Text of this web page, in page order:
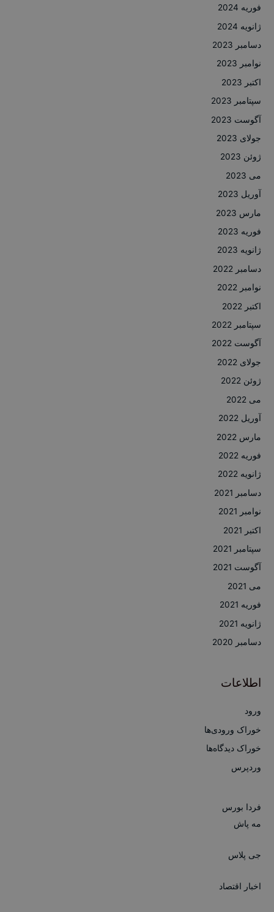
فوریه 2024
ژانویه 2024
دسامبر 2023
نوامبر 2023
اکتبر 2023
سپتامبر 2023
آگوست 2023
جولای 2023
ژوئن 2023
می 2023
آوریل 2023
مارس 2023
فوریه 2023
ژانویه 2023
دسامبر 2022
نوامبر 2022
اکتبر 2022
سپتامبر 2022
آگوست 2022
جولای 2022
ژوئن 2022
می 2022
آوریل 2022
مارس 2022
فوریه 2022
ژانویه 2022
دسامبر 2021
نوامبر 2021
اکتبر 2021
سپتامبر 2021
آگوست 2021
می 2021
فوریه 2021
ژانویه 2021
دسامبر 2020
اطلاعات
ورود
خوراک ورودی‌ها
خوراک دیدگاه‌ها
وردپرس
فردا بورس
مه پاش
جی پلاس
اخبار اقتصاد